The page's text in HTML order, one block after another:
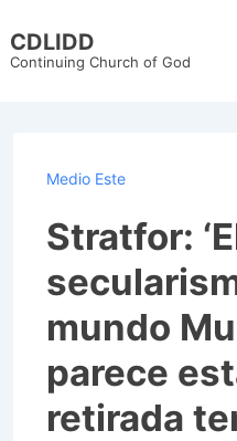
Skip
CDLIDD
Continuing Church of God
Medio Este
Stratfor:
mundo
parece
retirada